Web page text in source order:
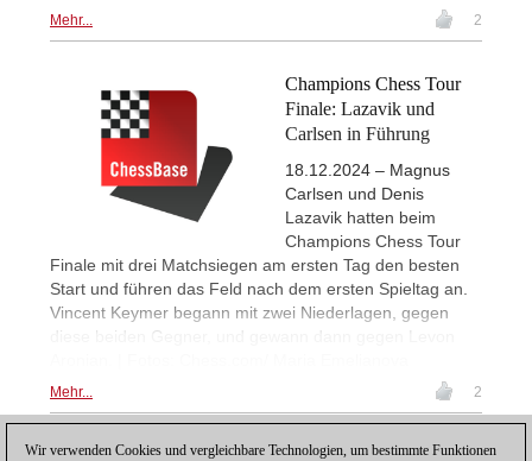
Mehr... 2
Champions Chess Tour
Finale: Lazavik und
Carlsen in Führung
18.12.2024 – Magnus
Carlsen und Denis
Lazavik hatten beim
Champions Chess Tour
Finale mit drei Matchsiegen am ersten Tag den besten
Start und führen das Feld nach dem ersten Spieltag an.
Vincent Keymer begann mit zwei Niederlagen, gegen
diese beiden Gegner, und gewann dann gegen Levon
Mehr... 2
1
Wir verwenden Cookies und vergleichbare Technologien, um bestimmte Funktionen